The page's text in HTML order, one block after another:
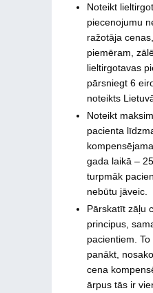
Noteikt
piecenojumu
ražotāja
piemēram,
lieltirgotavas
pārsniegt 6
noteikts
Noteikt
pacienta
gada laikā –
turpmāk
nebūtu jāveic.
Pārskatīt zāļu
principus,
pacientiem.
panākt,
cena
ārpus tās ir